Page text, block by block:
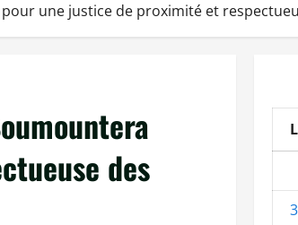
une justice de proximité et
des
L
3